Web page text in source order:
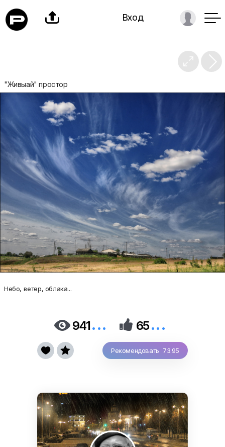
 Вход

"Живыай" простор
Небо, ветер, облака...
 941...  65...
Рекомендовать 73.95
 